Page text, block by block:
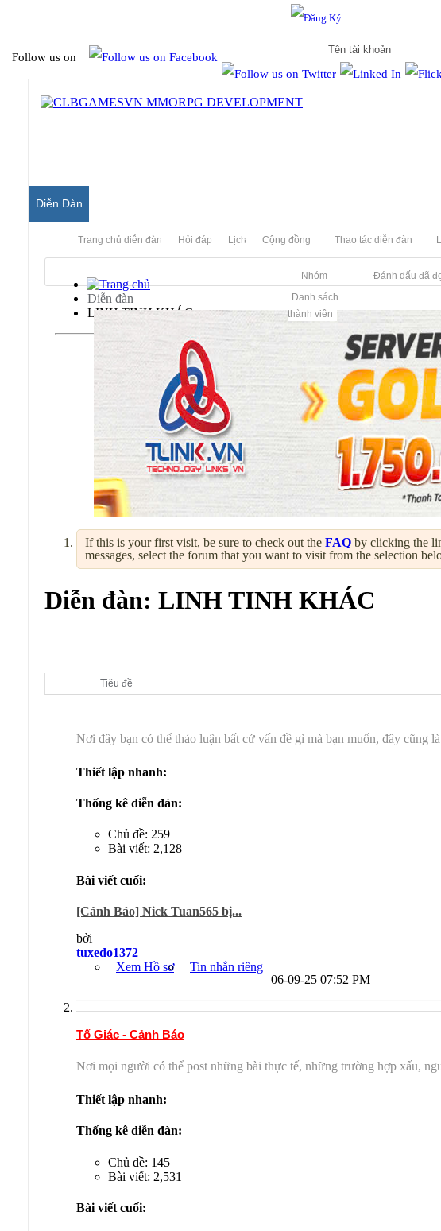
Follow us on
Diễn Đàn
Trang chủ diễn đàn Hỏi đáp Lịch Cộng đồng
Nhóm
Danh sách
thành viên
Thao tác diễn đàn
Đánh dấu đã
Diễn đàn
LINH TINH KHÁC
If this is your first visit, be sure to check out the FAQ by clicking the
messages, select the forum that you want to visit from the selection
Diễn đàn: LINH TINH KHÁC
Tiêu đề
Nơi đây bạn có thể thảo luận bất cứ vấn đề gì mà bạn muốn, đây cũng
Thiết lập nhanh:
Thống kê diễn đàn:
Chủ đề: 259
Bài viết: 2,128
Bài viết cuối:
[Cảnh Báo] Nick Tuan565 bị...
bởi
tuxedo1372
Xem Hồ sơ
Tin nhắn riêng
06-09-25 07:52 PM
Tố Giác - Cảnh Báo
Nơi mọi người có thể post những bài thực tế, những trường hợp xấu,
Thiết lập nhanh:
Thống kê diễn đàn:
Chủ đề: 145
Bài viết: 2,531
Bài viết cuối: